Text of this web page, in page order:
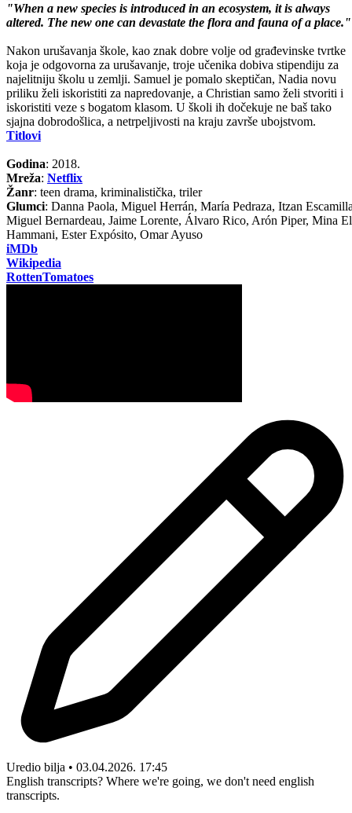
"When a new species is introduced in an ecosystem, it is always
altered. The new one can devastate the flora and fauna of a place."
Nakon urušavanja škole, kao znak dobre volje od građevinske tvrtke
koja je odgovorna za urušavanje, troje učenika dobiva stipendiju za
najelitniju školu u zemlji. Samuel je pomalo skeptičan, Nadia novu
priliku želi iskoristiti za napredovanje, a Christian samo želi stvoriti i
iskoristiti veze s bogatom klasom. U školi ih dočekuje ne baš tako
sjajna dobrodošlica, a netrpeljivosti na kraju završe ubojstvom.
Titlovi
Godina: 2018.
Mreža: Netflix
Žanr: teen drama, kriminalistička, triler
Glumci: Danna Paola, Miguel Herrán, María Pedraza, Itzan
Miguel Bernardeau, Jaime Lorente, Álvaro Rico, Arón Piper, Mina El
Hammani, Ester Expósito, Omar Ayuso
iMDb
Wikipedia
RottenTomatoes
Uredio bilja • 03.04.2026. 17:45
English transcripts? Where we're going, we don't need english
transcripts.